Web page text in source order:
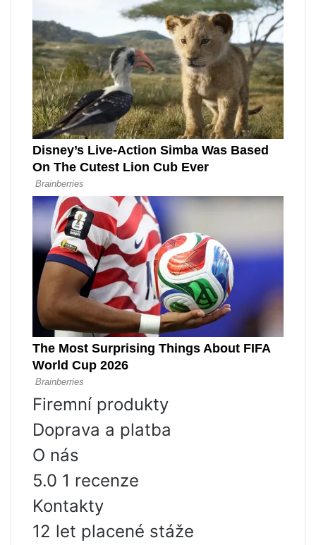
Firemní produkty
Doprava a platba
O nás
5.0 1 recenze
Kontakty
12 let placené stáže